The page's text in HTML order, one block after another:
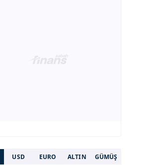
USD EURO ALTIN GÜMÜŞ